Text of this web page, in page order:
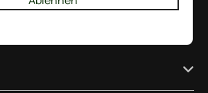
uns eine Whatsapp-Nachricht